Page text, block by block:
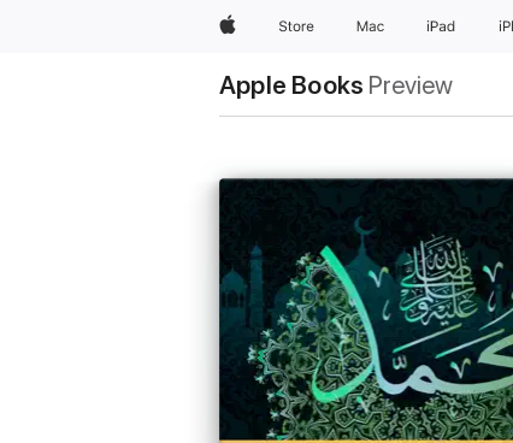
AppleStore Mac iPad
Apple Books Preview